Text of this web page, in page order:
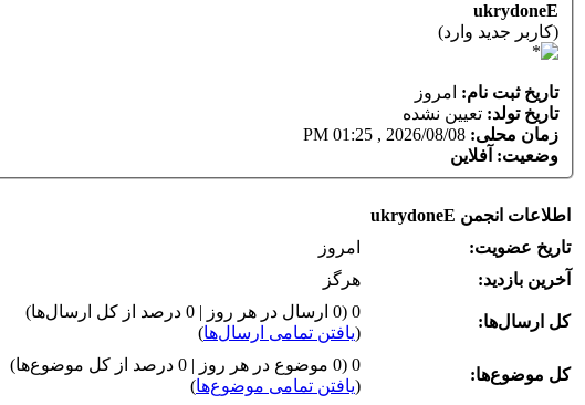
ukrydoneE
(کاربر جدید وارد)
تاریخ ثبت نام: امروز
تاریخ تولد: تعیین نشده
زمان محلی: 2026/08/08 , 01:25 PM
وضعیت: آفلاین
اطلاعات انجمن ukrydoneE
تاریخ عضویت:
امروز
آخرین بازدید:
هرگز
کل ارسال‌ها:
0 (0 ارسال در هر روز | 0 درصد از کل ارسال‌ها)
(یافتن تمامی ارسال‌ها)
کل موضوع‌ها:
0 (0 موضوع در هر روز | 0 درصد از کل موضوع‌ها)
(یافتن تمامی موضوع‌ها)